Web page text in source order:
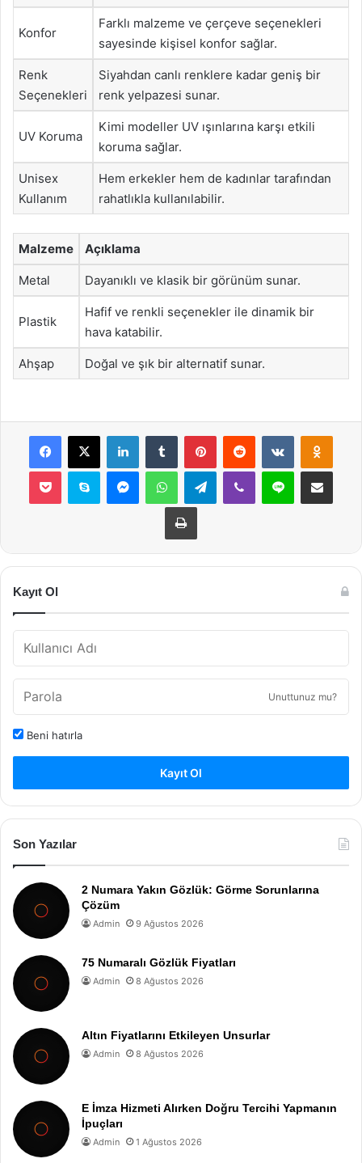
Konfor
Farklı malzeme ve çerçeve seçenekleri
sayesinde kişisel konfor sağlar.
Renk
Seçenekleri
Siyahdan canlı renklere kadar geniş bir
renk yelpazesi sunar.
UV Koruma
Kimi modeller UV ışınlarına karşı etkili
koruma sağlar.
Unisex
Kullanım
Hem erkekler hem de kadınlar tarafından
rahatlıkla kullanılabilir.
Malzeme Açıklama
Metal Dayanıklı ve klasik bir görünüm sunar.
Plastik
Hafif ve renkli seçenekler ile dinamik bir
hava katabilir.
Ahşap Doğal ve şık bir alternatif sunar.
Facebook
X LinkedInTumblr PinterestReddit VKontakte
Pocket Skype MessengerWhatsAppTelegramViber Line E-Posta ile
Yazdır
Kayıt Ol
Unuttunuz mu?
Beni hatırla
Kayıt Ol
Son Yazılar
2 Numara Yakın Gözlük: Görme Sorunlarına
Çözüm
Admin 9 Ağustos 2026
75 Numaralı Gözlük Fiyatları
Admin 8 Ağustos 2026
Altın Fiyatlarını Etkileyen Unsurlar
Admin 8 Ağustos 2026
E İmza Hizmeti Alırken Doğru Tercihi Yapmanın
İpuçları
Admin 1 Ağustos 2026